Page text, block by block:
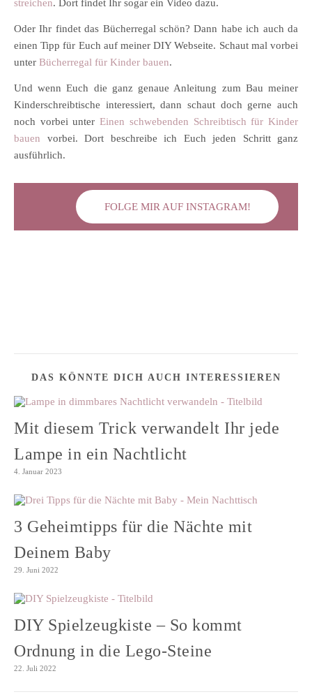
streichen. Dort findet Ihr sogar ein Video dazu.
Oder Ihr findet das Bücherregal schön? Dann habe ich auch da
einen Tipp für Euch auf meiner DIY Webseite. Schaut mal vorbei
unter Bücherregal für Kinder bauen.
Und wenn Euch die ganz genaue Anleitung zum Bau meiner
Kinderschreibtische interessiert, dann schaut doch gerne auch
noch vorbei unterEinen schwebenden Schreibtisch für Kinder
bauen vorbei. Dort beschreibe ich Euch jeden Schritt ganz
ausführlich.
FOLGE MIR AUF INSTAGRAM!
DAS KÖNNTE DICH AUCH INTERESSIEREN
Mit diesem Trick verwandelt Ihr jede
Lampe in ein Nachtlicht
4. Januar 2023
3 Geheimtipps für die Nächte mit
Deinem Baby
29. Juni 2022
DIY Spielzeugkiste – So kommt
Ordnung in die Lego-Steine
22. Juli 2022